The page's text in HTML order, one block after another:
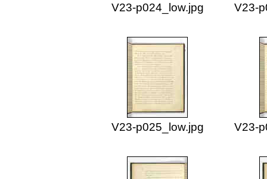
V23-p024_low.jpg V23-
V23-p025_low.jpg V23-